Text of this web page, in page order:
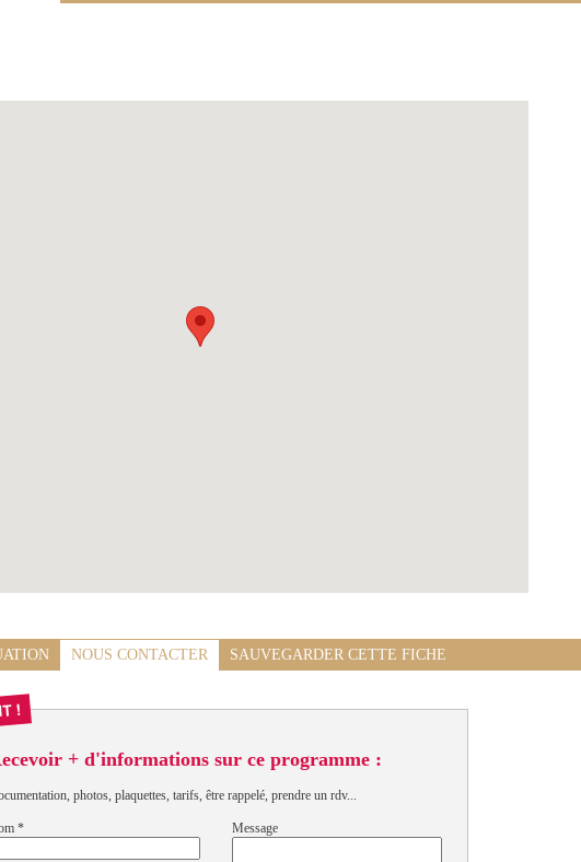
NOUS CONTACTER SAUVEGARDER CETTE FICHE
+ d'informations sur ce programme :
photos, plaquettes, tarifs, être rappelé, prendre un rdv...
* Message